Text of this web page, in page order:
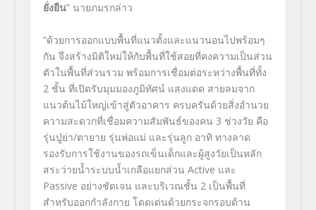
ยั่งยืน” นายภมรกล่าว
“ด้วยการออกแบบพื้นที่แนวตั้งและแนวนอนไปพร้อมๆ
กัน จึงสร้างมิติใหม่ให้กับพื้นที่ใช้สอยที่คงความเป็นส่วน
ตัวในพื้นที่ส่วนรวม พร้อมการเชื่อมต่อระหว่างพื้นที่ทั้ง
2 ชั้น ที่เปิดรับมุมมองภูมิทัศน์ แสงแดด สายลมจาก
แนวต้นไม้ใหญ่เข้าสู่ตัวอาคาร ครบครันด้วยสิ่งอำนวย
ความสะดวกที่เชื่อมความสัมพันธ์ของคน 3 ช่วงวัย คือ
รุ่นปู่ย่า/ตายาย รุ่นพ่อแม่ และรุ่นลูก อาทิ ทางลาด
รองรับการใช้งานของรถเข็นเด็กและผู้สูงวัยเป็นหลัก
สระว่ายน้ำระบบน้ำเกลือแยกส่วน Active และ
Passive อย่างชัดเจน และบริเวณชั้น 2 เป็นพื้นที่
สำหรับออกกำลังกาย โดดเด่นด้วยกระจกรอบด้าน